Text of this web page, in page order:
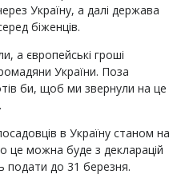
Україну, а далі держава
біженців.
а європейські гроші
України. Поза
би, щоб ми звернули на це
в Україну станом на
це можна буде з декларацій
подати до 31 березня.